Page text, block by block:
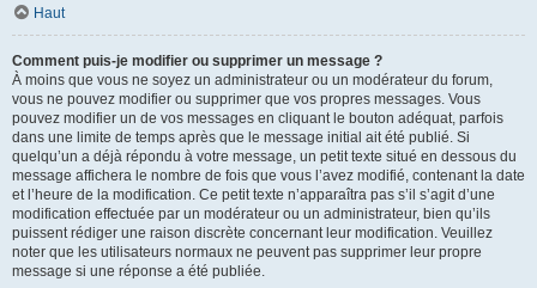
Haut
Comment puis-je modifier ou supprimer un message ?
À moins que vous ne soyez un administrateur ou un modérateur du forum,
vous ne pouvez modifier ou supprimer que vos propres messages. Vous
pouvez modifier un de vos messages en cliquant le bouton adéquat, parfois
dans une limite de temps après que le message initial ait été publié. Si
quelqu’un a déjà répondu à votre message, un petit texte situé en dessous du
message affichera le nombre de fois que vous l’avez modifié, contenant la date
et l’heure de la modification. Ce petit texte n’apparaîtra pas s’il s’agit d’une
modification effectuée par un modérateur ou un administrateur, bien qu’ils
puissent rédiger une raison discrète concernant leur modification. Veuillez
noter que les utilisateurs normaux ne peuvent pas supprimer leur propre
message si une réponse a été publiée.